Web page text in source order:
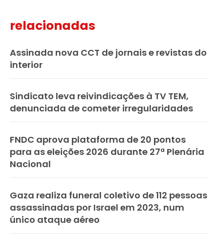
relacionadas
Assinada nova CCT de jornais e revistas do
interior
Sindicato leva reivindicações à TV TEM,
denunciada de cometer irregularidades
FNDC aprova plataforma de 20 pontos
para as eleições 2026 durante 27ª Plenária
Nacional
Gaza realiza funeral coletivo de 112 pessoas
assassinadas por Israel em 2023, num
único ataque aéreo